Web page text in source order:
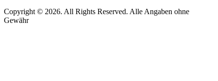
Copyright © 2026. All Rights Reserved. Alle Angaben ohne
Gewähr